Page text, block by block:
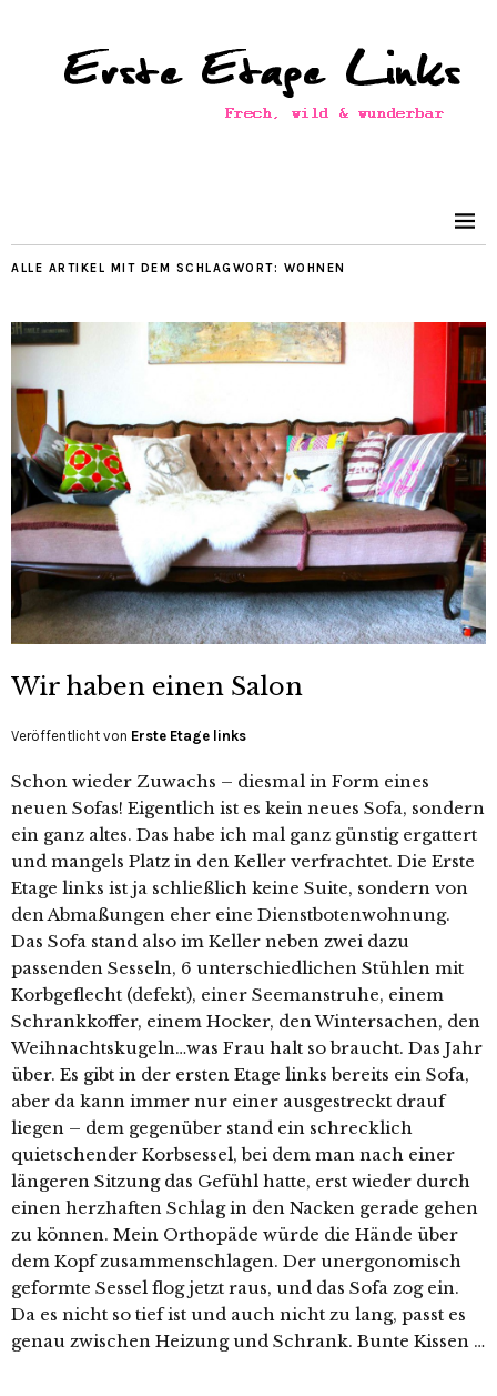
ALLE ARTIKEL MIT DEM SCHLAGWORT: WOHNEN
Wir haben einen Salon
Veröffentlicht von Erste Etage links
Schon wieder Zuwachs – diesmal in Form eines
neuen Sofas! Eigentlich ist es kein neues Sofa, sondern
ein ganz altes. Das habe ich mal ganz günstig ergattert
und mangels Platz in den Keller verfrachtet. Die Erste
Etage links ist ja schließlich keine Suite, sondern von
den Abmaßungen eher eine Dienstbotenwohnung.
Das Sofa stand also im Keller neben zwei dazu
passenden Sesseln, 6 unterschiedlichen Stühlen mit
Korbgeflecht (defekt), einer Seemanstruhe, einem
Schrankkoffer, einem Hocker, den Wintersachen, den
Weihnachtskugeln…was Frau halt so braucht. Das Jahr
über. Es gibt in der ersten Etage links bereits ein Sofa,
aber da kann immer nur einer ausgestreckt drauf
liegen – dem gegenüber stand ein schrecklich
quietschender Korbsessel, bei dem man nach einer
längeren Sitzung das Gefühl hatte, erst wieder durch
einen herzhaften Schlag in den Nacken gerade gehen
zu können. Mein Orthopäde würde die Hände über
dem Kopf zusammenschlagen. Der unergonomisch
geformte Sessel flog jetzt raus, und das Sofa zog ein.
Da es nicht so tief ist und auch nicht zu lang, passt es
genau zwischen Heizung und Schrank. Bunte Kissen …